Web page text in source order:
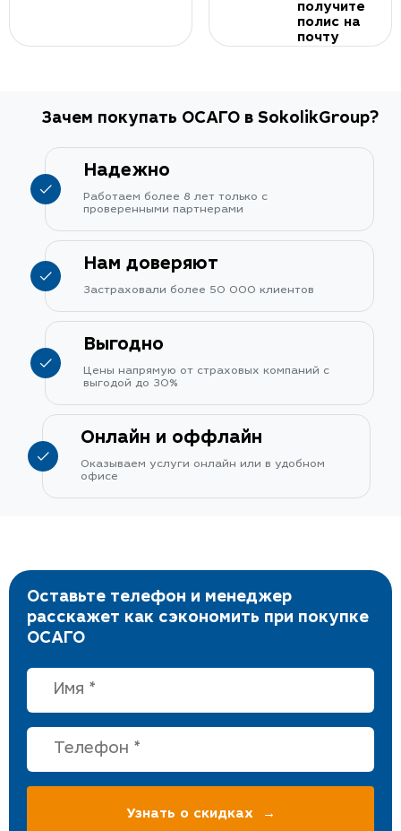
получите
полис на
почту
Зачем покупать ОСАГО в SokolikGroup?
Надежно
Работаем более 8 лет только с
проверенными партнерами
Нам доверяют
Застраховали более 50 000 клиентов
Выгодно
Цены напрямую от страховых компаний с
выгодой до 30%
Онлайн и оффлайн
Оказываем услуги онлайн или в удобном
офисе
Оставьте телефон и менеджер
расскажет как сэкономить при покупке
ОСАГО